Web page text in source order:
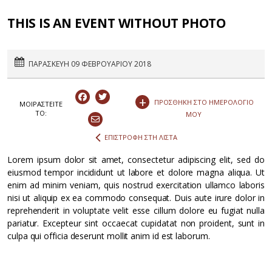
THIS IS AN EVENT WITHOUT PHOTO
ΠΑΡΑΣΚΕΥΗ 09 ΦΕΒΡΟΥΑΡΙΟΥ 2018
ΜΟΙΡΑΣΤEIΤΕ
ΤΟ:
+
ΠΡΟΣΘΗΚΗ ΣΤΟ ΗΜΕΡΟΛΟΓΙΟ
ΜΟΥ
ΕΠΙΣΤΡΟΦΗ ΣΤΗ ΛΙΣΤΑ
Lorem ipsum dolor sit amet, consectetur adipiscing elit, sed do
eiusmod tempor incididunt ut labore et dolore magna aliqua. Ut
enim ad minim veniam, quis nostrud exercitation ullamco laboris
nisi ut aliquip ex ea commodo consequat. Duis aute irure dolor in
reprehenderit in voluptate velit esse cillum dolore eu fugiat nulla
pariatur. Excepteur sint occaecat cupidatat non proident, sunt in
culpa qui officia deserunt mollit anim id est laborum.